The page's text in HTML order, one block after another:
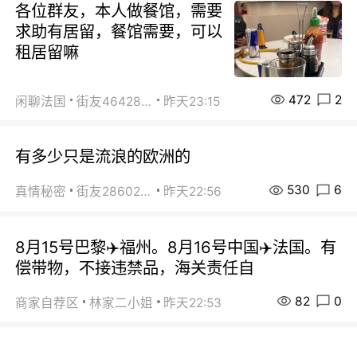
各位群友，本人做餐馆，需要
求助有居留，餐馆需要，可以
租居留嘛
闲聊法国 街友46428878 昨天23:15 472 2
有多少只是流浪的欧洲的
真情秘密 街友28602925 昨天22:56 530 6
8月15号巴黎✈️福州。8月16号中国✈️法国。有
偿带物，不接违禁品，海关责任自
商家自荐区 林家二小姐 昨天22:53 82 0